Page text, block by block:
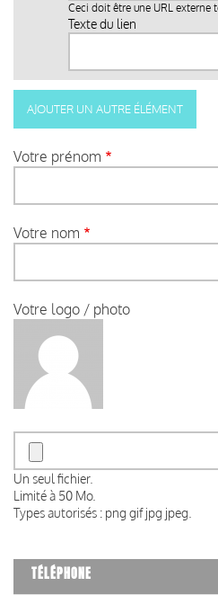
Ceci doit être une URL externe
Texte du lien
Votre prénom
Votre nom
Votre logo / photo
Un seul fichier.
Limité à 50 Mo.
Types autorisés : png gif jpg jpeg.
TÉLÉPHONE